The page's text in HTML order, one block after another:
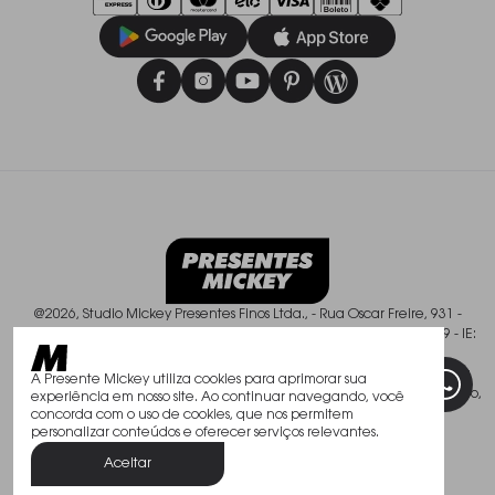
A Presente Mickey utiliza cookies para aprimorar sua
experiência em nosso site. Ao continuar navegando, você
concorda com o uso de cookies, que nos permitem
personalizar conteúdos e oferecer serviços relevantes.
Aceitar
@2026, Studio Mickey Presentes Finos Ltda., - Rua Oscar Freire, 931 -
Pinheiros - São Paulo/SP - CEP: 01426-003, CNPJ: 50.588.409/0001-49 - IE:
Todos os direitos reservados. As fotos aqui veiculadas, logotipo e marca
são de propriedade de www.mickey.com.br. É vedada a sua reprodução,
total ou parcial.